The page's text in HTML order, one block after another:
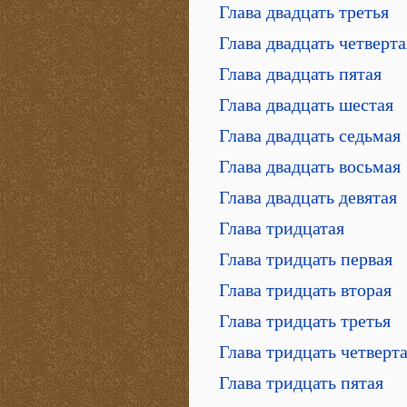
Глава двадцать третья
Глава двадцать
Глава двадцать пятая
Глава двадцать шестая
Глава двадцать седьмая
Глава двадцать восьмая
Глава двадцать девятая
Глава тридцатая
Глава тридцать первая
Глава тридцать вторая
Глава тридцать третья
Глава тридцать
Глава тридцать пятая